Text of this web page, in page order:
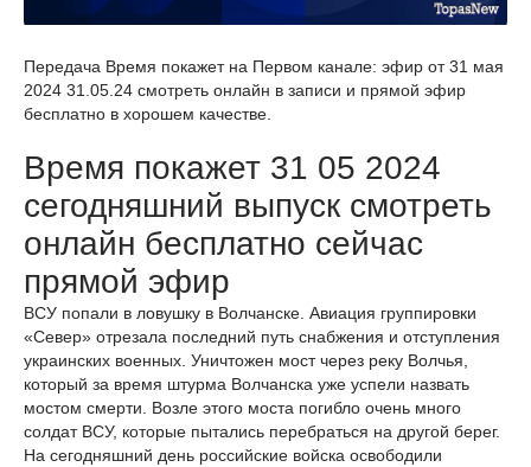
Передача Время покажет на Первом канале: эфир от 31 мая
2024 31.05.24 смотреть онлайн в записи и прямой эфир
бесплатно в хорошем качестве.
Время покажет 31 05 2024
сегодняшний выпуск смотреть
онлайн бесплатно сейчас
прямой эфир
ВСУ попали в ловушку в Волчанске. Авиация группировки
«Север» отрезала последний путь снабжения и отступления
украинских военных. Уничтожен мост через реку Волчья,
который за время штурма Волчанска уже успели назвать
мостом смерти. Возле этого моста погибло очень много
солдат ВСУ, которые пытались перебраться на другой берег.
На сегодняшний день российские войска освободили